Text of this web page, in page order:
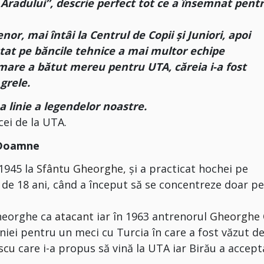
descrie perfect tot ce a însemnat
mai întâi la Centrul de Copii și Juniori, apoi
pe băncile tehnice a mai multor echipe
a bătut mereu pentru UTA, căreia i-a fost
linie a legendelor noastre.
de la UTA.
la Sfântu Gheorghe, și a practicat hochei pe
18 ani, când a început să se concentreze doar pe
ca atacant iar în 1963 antrenorul Gheorghe
pentru un meci cu Turcia în care a fost văzut
care i-a propus să vină la UTA iar Birău a